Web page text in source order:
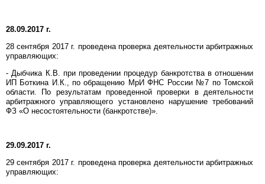
28.09.2017 г.
28 сентября 2017 г. проведена проверка деятельности арбитражных
управляющих:
- Дыбчика К.В. при проведении процедур банкротства в отношении
ИП Боткина И.К., по обращению МрИ ФНС России №7 по Томской
области. По результатам проведенной проверки в деятельности
арбитражного управляющего установлено нарушение требований
ФЗ «О несостоятельности (банкротстве)».
29.09.2017 г.
29 сентября 2017 г. проведена проверка деятельности арбитражных
управляющих: